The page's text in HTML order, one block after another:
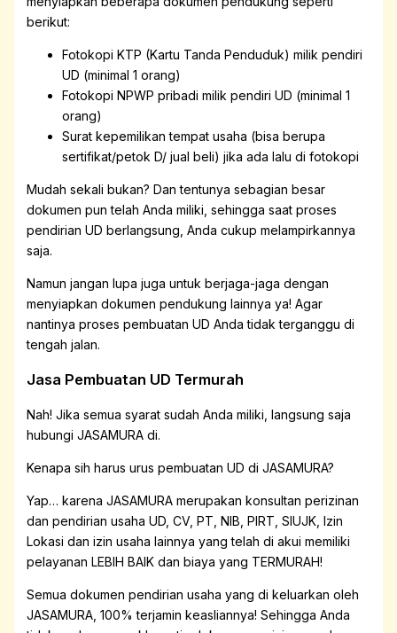
berikut:
Fotokopi KTP (Kartu Tanda Penduduk) milik pendiri
UD (minimal 1 orang)
Fotokopi NPWP pribadi milik pendiri UD (minimal 1
orang)
Surat kepemilikan tempat usaha (bisa berupa
sertifikat/petok D/ jual beli) jika ada lalu di fotokopi
Mudah sekali bukan? Dan tentunya sebagian besar
dokumen pun telah Anda miliki, sehingga saat proses
pendirian UD berlangsung, Anda cukup melampirkannya
saja.
Namun jangan lupa juga untuk berjaga-jaga dengan
menyiapkan dokumen pendukung lainnya ya! Agar
nantinya proses pembuatan UD Anda tidak terganggu di
tengah jalan.
Jasa Pembuatan UD Termurah
Nah! Jika semua syarat sudah Anda miliki, langsung saja
hubungi JASAMURA di.
Kenapa sih harus urus pembuatan UD di JASAMURA?
Yap… karena JASAMURA merupakan konsultan perizinan
dan pendirian usaha UD, CV, PT, NIB, PIRT, SIUJK, Izin
Lokasi dan izin usaha lainnya yang telah di akui memiliki
pelayanan LEBIH BAIK dan biaya yang TERMURAH!
Semua dokumen pendirian usaha yang di keluarkan oleh
JASAMURA, 100% terjamin keasliannya! Sehingga Anda